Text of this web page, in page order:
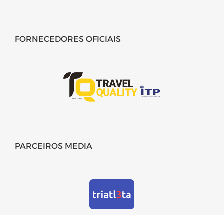
FORNECEDORES OFICIAIS
PARCEIROS MEDIA